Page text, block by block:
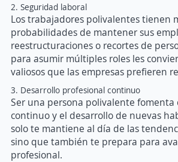
2. Seguridad laboral
Los trabajadores polivalentes tienen
probabilidades de mantener sus
reestructuraciones o recortes de
para asumir múltiples roles les
valiosos que las empresas prefieren
3. Desarrollo profesional continuo
Ser una persona polivalente fomenta
continuo y el desarrollo de nuevas
solo te mantiene al día de las
sino que también te prepara para
profesional.